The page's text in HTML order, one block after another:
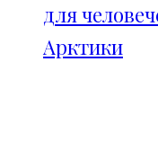
для
Арктики